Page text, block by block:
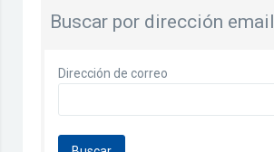
Buscar por dirección email
Dirección de correo